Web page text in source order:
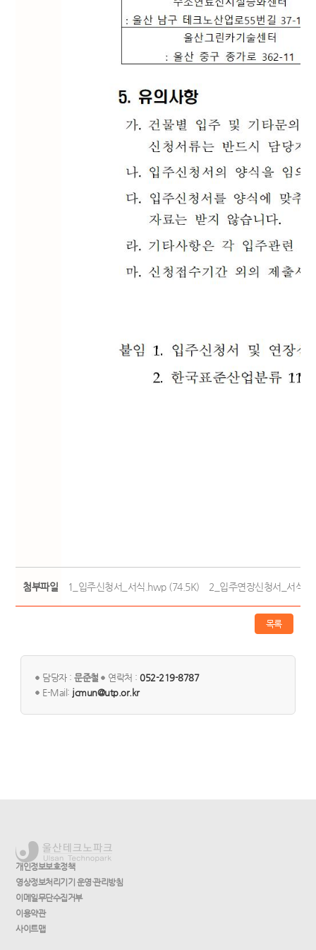
첨부파일 1_입주신청서_서식.hwp (74.5K) 2_입주연장신청서_서식
목록
담당자 :문준철 연락처 :052-219-8787
E-Mail: jcmun@utp.or.kr
개인정보보호정책
영상정보처리기기 운영·관리방침
이메일무단수집거부
이용약관
사이트맵